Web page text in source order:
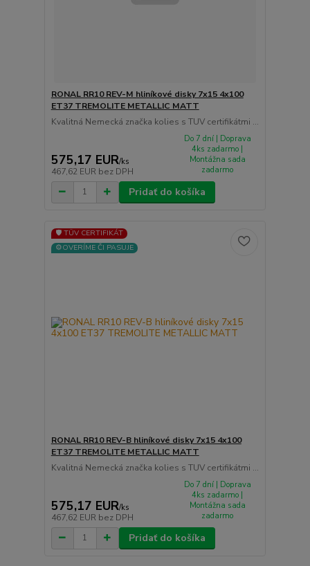
RONAL RR10 REV-M hliníkové disky 7x15 4x100
ET37 TREMOLITE METALLIC MATT
Kvalitná Nemecká značka kolies s TUV certifikátmi ...
575,17 EUR/ks
467,62 EUR bez DPH
Do 7 dní | Doprava
4ks zadarmo |
Montážna sada
zadarmo
Pridať do košíka
🛡️ TÜV CERTIFIKÁT
⚙️OVERÍME ČI PASUJE
RONAL RR10 REV-B hliníkové disky 7x15 4x100
ET37 TREMOLITE METALLIC MATT
Kvalitná Nemecká značka kolies s TUV certifikátmi ...
575,17 EUR/ks
467,62 EUR bez DPH
Do 7 dní | Doprava
4ks zadarmo |
Montážna sada
zadarmo
Pridať do košíka